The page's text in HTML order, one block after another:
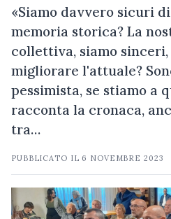
«Siamo davvero sicuri
memoria storica? La
collettiva, siamo
migliorare l'attuale?
pessimista, se stiamo a
racconta la cronaca,
tra…
PUBBLICATO IL 6 NOVEMBRE 2023